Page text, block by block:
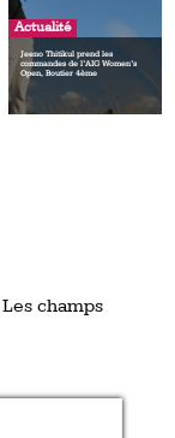
Actualité
Jeeno Thitikul prend les
commandes de l’AIG Women’s
Open, Boutier 4ème
Les champs